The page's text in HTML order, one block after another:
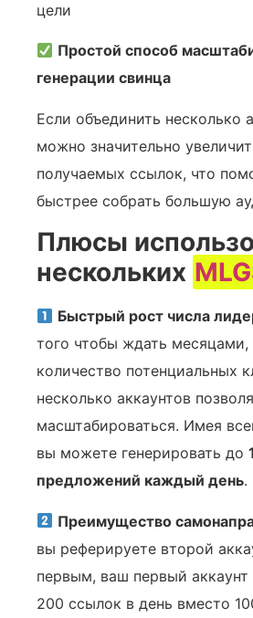
цели
Простой способ
генерации свинца
Если объединить несколько
можно значительно
получаемых ссылок, что
быстрее собрать большую
Плюсы
нескольких
Быстрый рост числа
того чтобы ждать месяцами,
количество потенциальных
несколько аккаунтов
масштабироваться. Имея
вы можете генерировать до
предложений каждый день.
Преимущество
вы реферируете второй
первым, ваш первый аккаунт
200 ссылок в день вместо